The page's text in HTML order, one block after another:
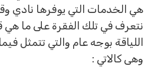
هي الخدمات التي يوفرها نادي
نتعرف في تلك الفقرة على ما هي
اللياقة بوجه عام والتي تتمثل فيما
وهى كالاتي :